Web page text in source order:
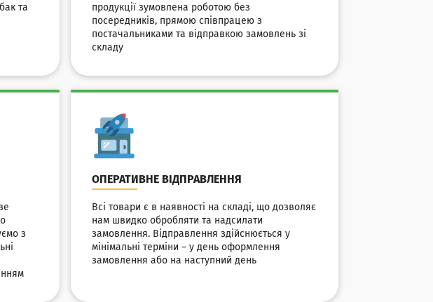
та
продукції зумовлена роботою без
посередників, прямою співпрацею з
постачальниками та відправкою замовлень зі
складу
з
ОПЕРАТИВНЕ ВІДПРАВЛЕННЯ
Всі товари є в наявності на складі, що дозволяє
нам швидко обробляти та надсилати
замовлення. Відправлення здійснюється у
мінімальні терміни – у день оформлення
замовлення або на наступний день